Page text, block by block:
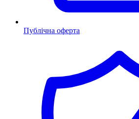
Публічна оферта